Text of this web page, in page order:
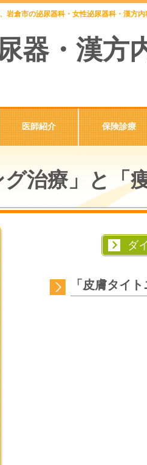
岩倉市の泌尿器科・女性泌尿器科・漢方内
器・漢方
医師紹介 保険診療
グ治療」と「
ダ
「皮膚タイ